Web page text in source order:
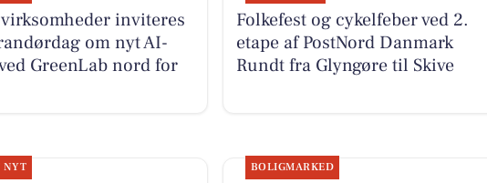
inviteres
om nyt AI-
GreenLab nord for
Folkefest og cykelfeber ved 2.
etape af PostNord Danmark
Rundt fra Glyngøre til Skive
NYT BOLIGMARKED